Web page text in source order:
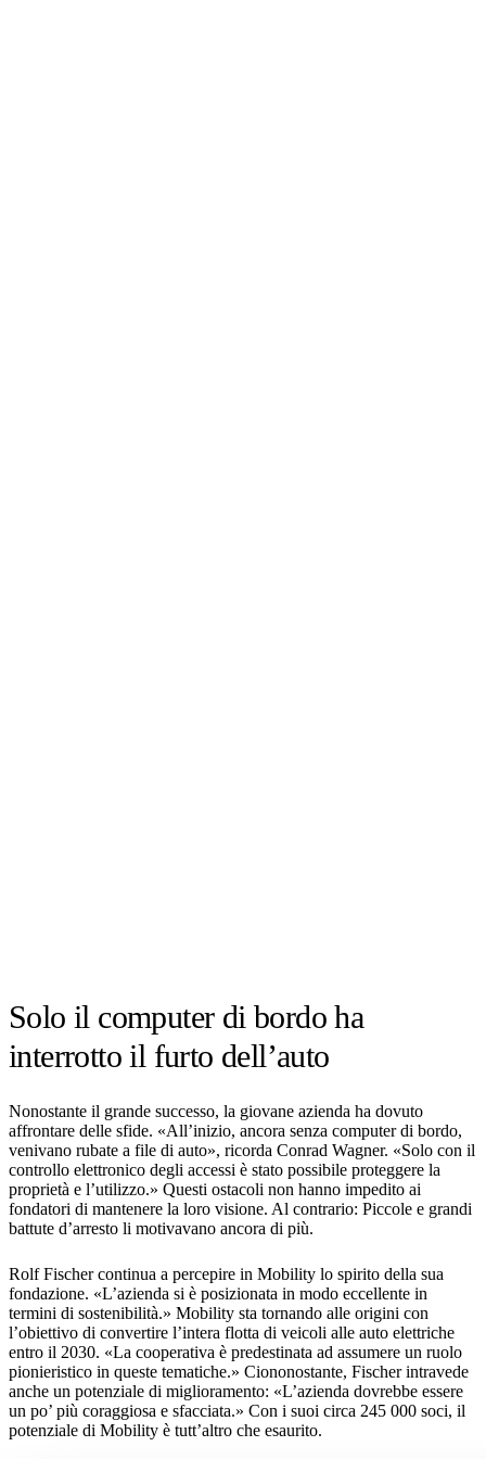
Solo il computer di bordo ha
interrotto il furto dell’auto
Nonostante il grande successo, la giovane azienda ha dovuto
affrontare delle sfide. «All’inizio, ancora senza computer di bordo,
venivano rubate a file di auto», ricorda Conrad Wagner. «Solo con il
controllo elettronico degli accessi è stato possibile proteggere la
proprietà e l’utilizzo.» Questi ostacoli non hanno impedito ai
fondatori di mantenere la loro visione. Al contrario: Piccole e grandi
battute d’arresto li motivavano ancora di più.
Rolf Fischer continua a percepire in Mobility lo spirito della sua
fondazione. «L’azienda si è posizionata in modo eccellente in
termini di sostenibilità.» Mobility sta tornando alle origini con
l’obiettivo di convertire l’intera flotta di veicoli alle auto elettriche
entro il 2030. «La cooperativa è predestinata ad assumere un ruolo
pionieristico in queste tematiche.» Ciononostante, Fischer intravede
anche un potenziale di miglioramento: «L’azienda dovrebbe essere
un po’ più coraggiosa e sfacciata.» Con i suoi circa 245 000 soci, il
potenziale di Mobility è tutt’altro che esaurito.